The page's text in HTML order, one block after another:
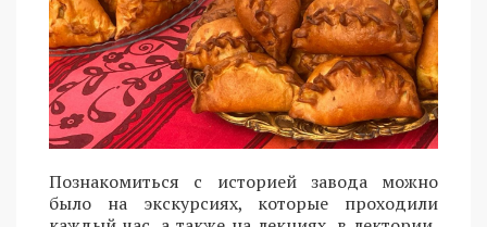
Познакомиться с историей завода можно
было на экскурсиях, которые проходили